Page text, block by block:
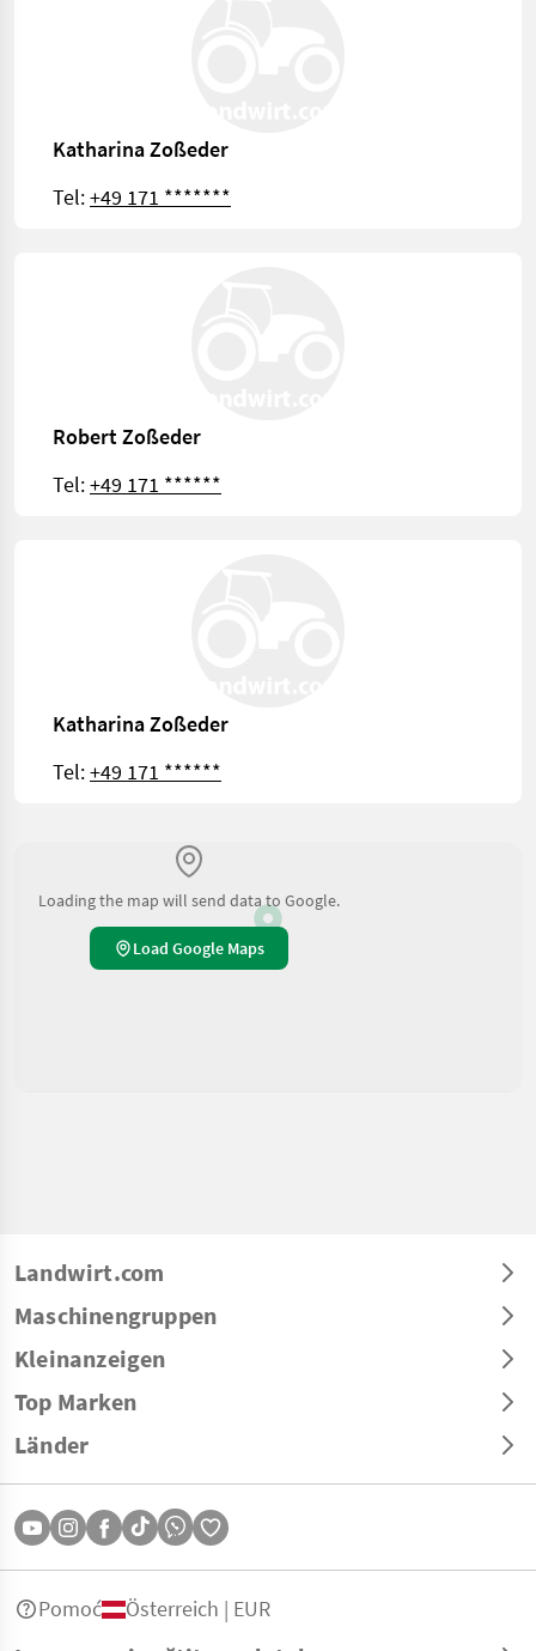
Katharina Zoßeder
Tel:+49 171 *******
Robert Zoßeder
Tel:+49 171 ******
Katharina Zoßeder
Tel:+49 171 ******
Loading the map will send data to Google.
Load Google Maps
Landwirt.com
Maschinengruppen
Kleinanzeigen
Top Marken
Länder
Pomoć Österreich | EUR